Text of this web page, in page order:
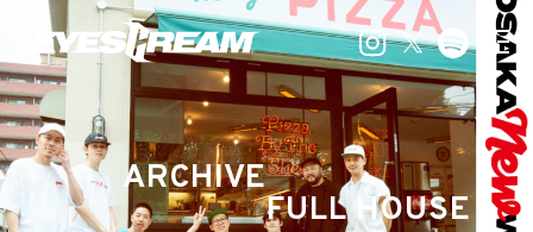
ARCHIVE
FULL HOUSE